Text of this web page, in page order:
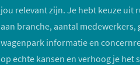
jou relevant zijn. Je hebt keuze uit
aan branche, aantal
wagenpark informatie en
op echte kansen en verhoog je het